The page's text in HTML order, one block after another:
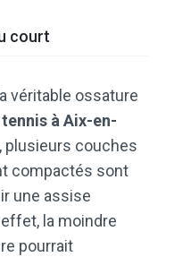
court
véritable ossature
à Aix-en-
plusieurs couches
compactés sont
une assise
la moindre
pourrait